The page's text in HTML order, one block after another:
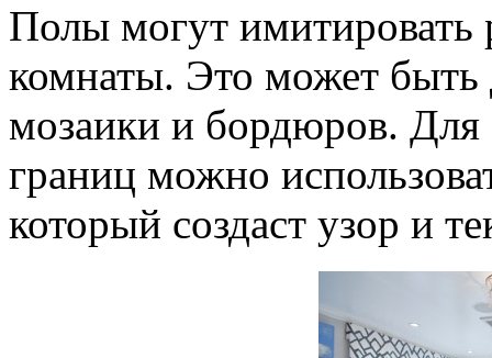
Полы могут имитировать
комнаты. Это может
мозаики и бордюров. Для
границ можно
который создаст узор и